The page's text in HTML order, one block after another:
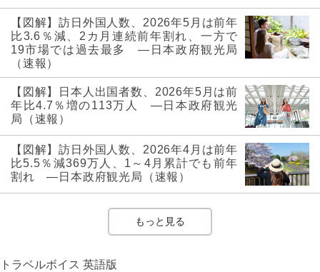
【図解】訪日外国人数、2026年5月は前年
比3.6％減、2カ月連続前年割れ、一方で
19市場では過去最多 ―日本政府観光局
（速報）
【図解】日本人出国者数、2026年5月は前
年比4.7％増の113万人 ―日本政府観光
局（速報）
【図解】訪日外国人数、2026年4月は前年
比5.5％減369万人、1～4月累計でも前年
割れ ―日本政府観光局（速報）
もっと見る
トラベルボイス 英語版